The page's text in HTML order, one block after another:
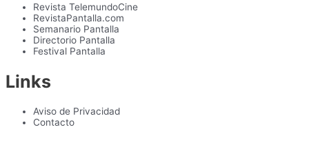
Revista TelemundoCine
RevistaPantalla.com
Semanario Pantalla
Directorio Pantalla
Festival Pantalla
Links
Aviso de Privacidad
Contacto